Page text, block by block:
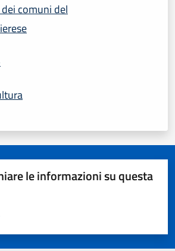
comuni del
le informazioni su questa
5 stelle su 5
stelle su 5
su 5
5